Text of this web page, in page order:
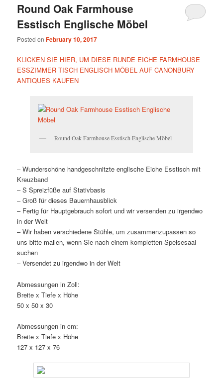
Round Oak Farmhouse
Esstisch Englische Möbel
Posted onFebruary 10, 2017
KLICKEN SIE HIER, UM DIESE RUNDE EICHE FARMHOUSE
ESSZIMMER TISCH ENGLISCH MÖBEL AUF CANONBURY
ANTIQUES KAUFEN
Round Oak Farmhouse Esstisch Englische Möbel
– Wunderschöne handgeschnitzte englische Eiche Esstisch mit
Kreuzband
– S Spreizfüße auf Stativbasis
– Groß für dieses Bauernhausblick
– Fertig für Hauptgebrauch sofort und wir versenden zu irgendwo
in der Welt
– Wir haben verschiedene Stühle, um zusammenzupassen so
uns bitte mailen, wenn Sie nach einem kompletten Speisesaal
suchen
– Versendet zu irgendwo in der Welt
Abmessungen in Zoll:
Breite x Tiefe x Höhe
50 x 50 x 30
Abmessungen in cm:
Breite x Tiefe x Höhe
127 x 127 x 76